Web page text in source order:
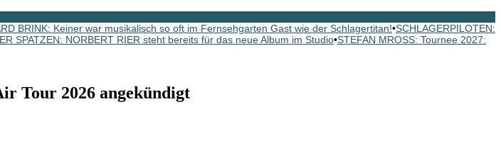
BRINK: Keiner war musikalisch so oft im Fernsehgarten Gast wie der Schlagertitan!•SCHLAGERPILOTEN:
SPATZEN: NORBERT RIER steht bereits für das neue Album im Studio•STEFAN MROSS: Tournee 2027:
Tour 2026 angekündigt